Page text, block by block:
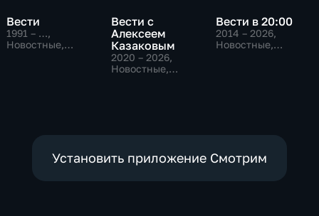
Вести
1991 – …,
Новостные,
Вести с
Алексеем
Казаковым
2020 – 2026,
Новостные,
Вести в 20:00
2014 – 2026,
Новостные,
Установить приложение Смотрим